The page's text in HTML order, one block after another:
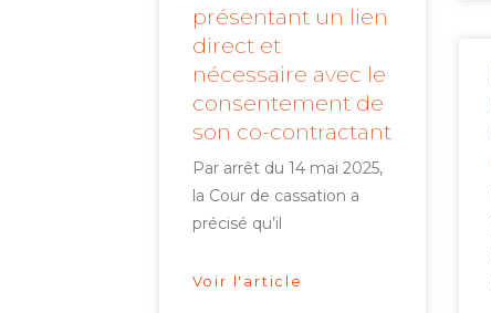
présentant un lien
direct et
nécessaire avec le
consentement de
son co-contractant
Par arrêt du 14 mai 2025,
la Cour de cassation a
précisé qu’il
Voir l'article